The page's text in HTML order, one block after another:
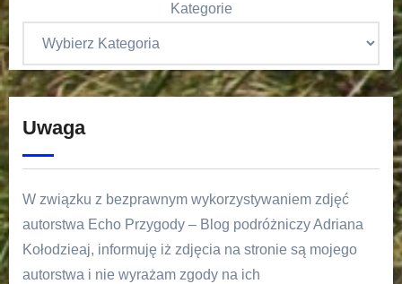
Kategorie
Uwaga
W związku z bezprawnym wykorzystywaniem zdjęć
autorstwa Echo Przygody – Blog podróżniczy Adriana
Kołodzieaj, informuję iż zdjęcia na stronie są mojego
autorstwa i nie wyrażam zgody na ich